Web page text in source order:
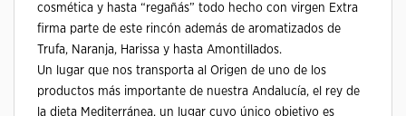
cosmética y hasta “regañás” todo hecho con virgen Extra
firma parte de este rincón además de aromatizados de
Trufa, Naranja, Harissa y hasta Amontillados.
Un lugar que nos transporta al Origen de uno de los
productos más importante de nuestra Andalucía, el rey de
la dieta Mediterránea, un lugar cuyo único objetivo es